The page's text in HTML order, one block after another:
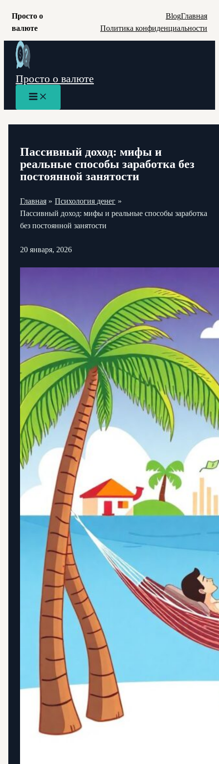
Просто о
валюте
BlogГлавная
Политика конфиденциальности
Перейти
содержимому
Просто о валюте
Main
Menu
Пассивный доход: мифы и
реальные способы заработка без
постоянной занятости
Главная
Психология денег
Пассивный доход: мифы и реальные способы заработка
без постоянной занятости
20 января, 2026